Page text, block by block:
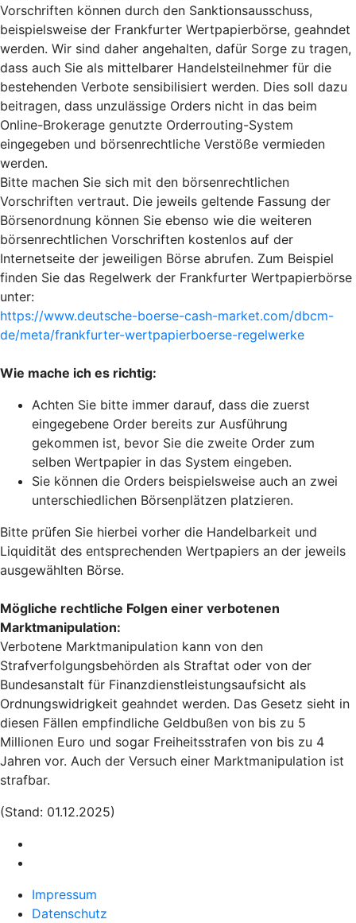
Vorschriften können durch den Sanktionsausschuss,
beispielsweise der Frankfurter Wertpapierbörse, geahndet
werden. Wir sind daher angehalten, dafür Sorge zu tragen,
dass auch Sie als mittelbarer Handelsteilnehmer für die
bestehenden Verbote sensibilisiert werden. Dies soll dazu
beitragen, dass unzulässige Orders nicht in das beim
Online-Brokerage genutzte Orderrouting-System
eingegeben und börsenrechtliche Verstöße vermieden
werden.
Bitte machen Sie sich mit den börsenrechtlichen
Vorschriften vertraut. Die jeweils geltende Fassung der
Börsenordnung können Sie ebenso wie die weiteren
börsenrechtlichen Vorschriften kostenlos auf der
Internetseite der jeweiligen Börse abrufen. Zum Beispiel
finden Sie das Regelwerk der Frankfurter Wertpapierbörse
unter:
https://www.deutsche-boerse-cash-market.com/dbcm-
de/meta/frankfurter-wertpapierboerse-regelwerke
Wie mache ich es richtig:
Achten Sie bitte immer darauf, dass die zuerst
eingegebene Order bereits zur Ausführung
gekommen ist, bevor Sie die zweite Order zum
selben Wertpapier in das System eingeben.
Sie können die Orders beispielsweise auch an zwei
unterschiedlichen Börsenplätzen platzieren.
Bitte prüfen Sie hierbei vorher die Handelbarkeit und
Liquidität des entsprechenden Wertpapiers an der jeweils
ausgewählten Börse.
Mögliche rechtliche Folgen einer verbotenen
Marktmanipulation:
Verbotene Marktmanipulation kann von den
Strafverfolgungsbehörden als Straftat oder von der
Bundesanstalt für Finanzdienstleistungsaufsicht als
Ordnungswidrigkeit geahndet werden. Das Gesetz sieht in
diesen Fällen empfindliche Geldbußen von bis zu 5
Millionen Euro und sogar Freiheitsstrafen von bis zu 4
Jahren vor. Auch der Versuch einer Marktmanipulation ist
strafbar.
(Stand: 01.12.2025)
Impressum
Datenschutz